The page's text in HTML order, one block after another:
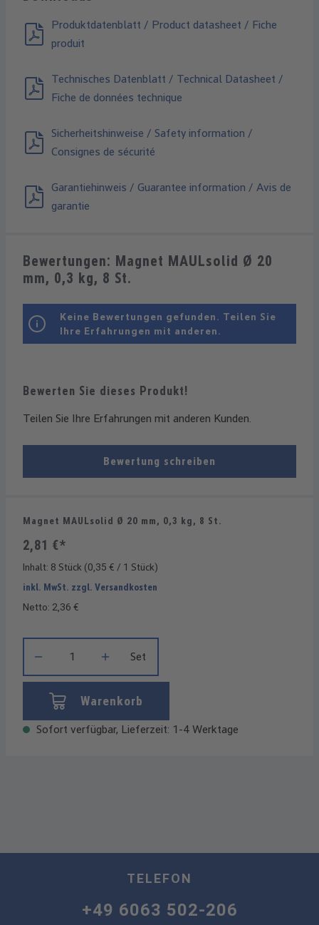
Produktdatenblatt / Product datasheet / Fiche
produit
Technisches Datenblatt / Technical Datasheet /
Fiche de données technique
Sicherheitshinweise / Safety information /
Consignes de sécurité
Garantiehinweis / Guarantee information / Avis de
garantie
Bewertungen: Magnet MAULsolid Ø 20
mm, 0,3 kg, 8 St.
Bewerten Sie dieses Produkt!
Teilen Sie Ihre Erfahrungen mit anderen Kunden.
Bewertung schreiben
Keine Bewertungen gefunden. Teilen Sie
Ihre Erfahrungen mit anderen.
Magnet MAULsolid Ø 20 mm, 0,3 kg, 8 St.
2,81 €*
Inhalt: 8 Stück (0,35 € / 1 Stück)
inkl. MwSt. zzgl. Versandkosten
Netto: 2,36 €
Set
Warenkorb
Sofort verfügbar, Lieferzeit: 1-4 Werktage
TELEFON
+49 6063 502-206